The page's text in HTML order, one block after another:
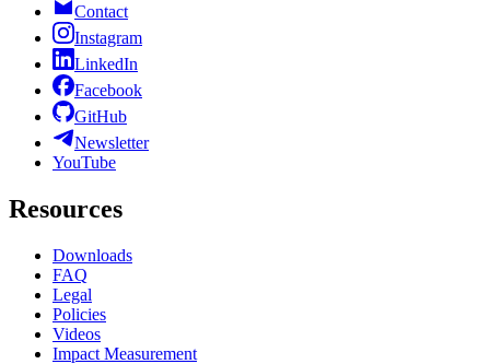
Contact
Instagram
LinkedIn
Facebook
GitHub
Newsletter
YouTube
Resources
Downloads
FAQ
Legal
Policies
Videos
Impact Measurement